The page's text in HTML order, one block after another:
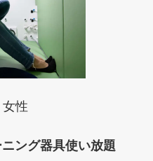
性
ング器具使い放題